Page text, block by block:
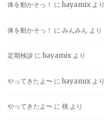
体を動かそっ！ に hayamix より
体を動かそっ！ に みんみん より
定期検診 に hayamix より
やってきたよ〜 に hayamix より
やってきたよ〜 に 桃 より